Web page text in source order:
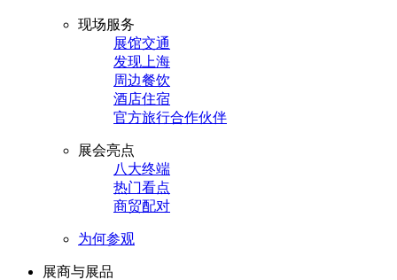
现场服务
展馆交通
发现上海
周边餐饮
酒店住宿
官方旅行合作伙伴
展会亮点
八大终端
热门看点
商贸配对
为何参观
展商与展品